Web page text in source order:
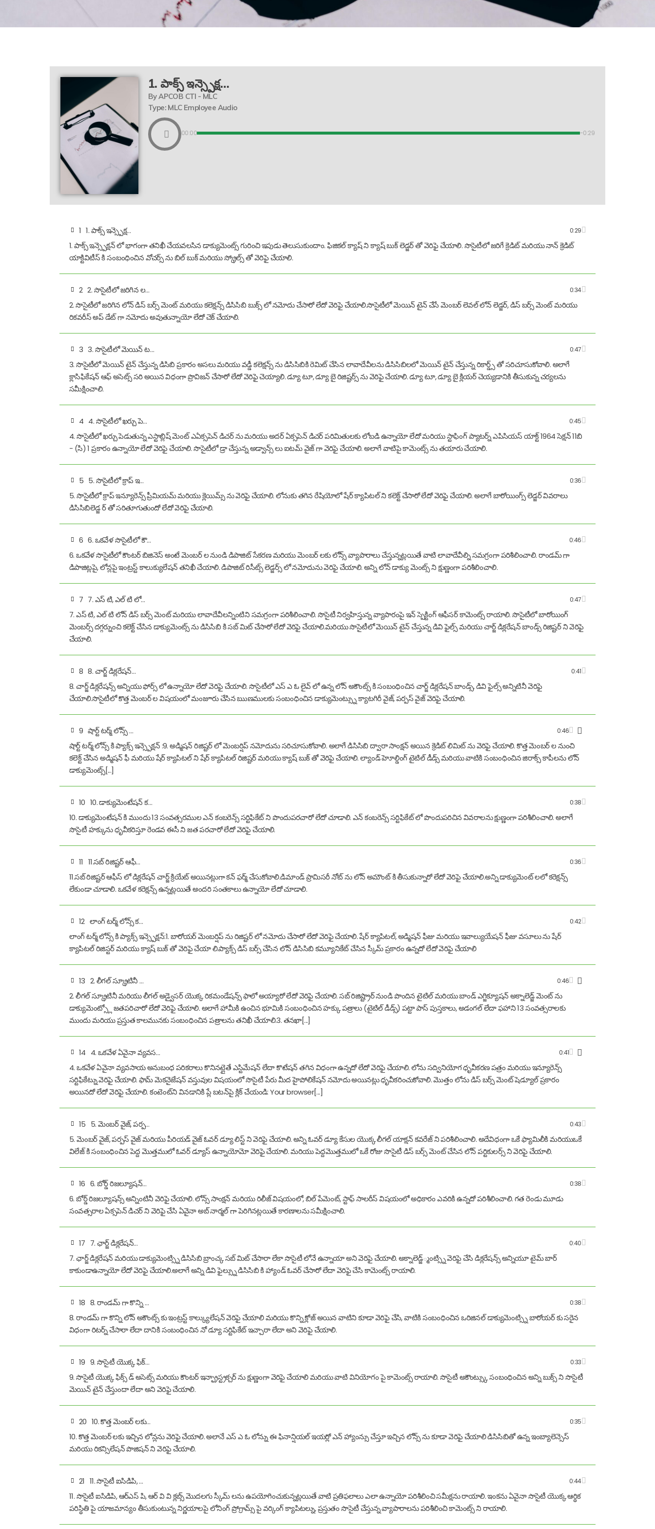
1. పాక్స్ ఇన్స్పెక్ష…
By APCOB CTI - MLC
Type: MLC Employee Audio
00:00 -0:29
1 1. పాక్స్ ఇన్స్పెక్ష… 0:29
1. పాక్స్ ఇన్స్పెక్షన్ లో భాగంగా తనిఖీ చేయవలసిన డాక్యుమెంట్స్ గురించి ఇపుడు తెలుసుకుందాం. ఫిజికల్ క్యాష్ ని క్యాష్ బుక్ లెడ్జర్ తో వెరిఫై చేయాలి. సొసైటీలో జరిగే క్రెడిట్ మరియు నాన్ క్రెడిట్
యాక్టివిటీస్ కి సంబంధించిన వోచర్స్ ను బిల్ బుక్ మరియు స్క్రోల్స్ తో వెరిఫై చేయాలి.
2 2. సొసైటీలో జరిగిన ల… 0:34
2. సొసైటీలో జరిగిన లోన్ డిస్ బర్స్ మెంట్ మరియు కలెక్షన్స్ డిసిసిబి బుక్స్ లో నమోదు చేసారో లేదో వెరిఫై చేయాలి.సొసైటీలో మెయిన్ టైన్ చేసే మెంబర్ లెవల్ లోన్ లెడ్జర్, డిస్ బర్స్ మెంట్ మరియు
రికవరీస్ అప్ డేట్ గా నమోదు అవుతున్నాయో లేదో చెక్ చేయాలి.
3 3. సొసైటీలో మెయిన్ ట… 0:47
3. సొసైటీలో మెయిన్ టైన్ చేస్తున్న డిసిబి ప్రకారం అసలు మరియు వడ్డీ కలెక్షన్స్ ను డిసిసిబికి రెమిట్ చేసిన లావాదేవీలను డిసిసిబిలలో మెయిన్ టైన్ చేస్తున్న రికార్డ్స్ తో సరిచూసుకోవాలి. అలాగే
క్లాసిఫికేషన్ ఆఫ్ అసెట్స్ సరి అయిన విధంగా ప్రొవిజన్ చేసారో లేదో వెరిఫై చెయ్యాలి. డ్యూ టూ, డ్యూ బై రిజిష్టర్స్ ను వెరిఫై చేయాలి. డ్యూ టూ, డ్యూ బై క్లియర్ చెయ్యడానికి తీసుకున్న చర్యలను
సమీక్షించాలి.
4 4. సొసైటీలో ఖర్చు పె… 0:45
4. సొసైటీలో ఖర్చు పెడుతున్న ఎస్టాబ్లిష్ మెంట్ ఎఏక్సపెన్ డిచర్ ను మరియు అదర్ ఏక్సపెన్ డిచర్ పరిమితులకు లోబడి ఉన్నాయో లేదో మరియు స్టాఫింగ్ ప్యాటర్న్ ఎపిసియస్ యాక్ట్ 1964 సెక్షన్ 11బి
- (సి) 1 ప్రకారం ఉన్నాయో లేదో వెరిఫై చేయాలి. సొసైటీలో డ్రా చేస్తున్న అడ్వాన్స్ లు ఐటమ్ వైజ్ గా వెరిఫై చేయాలి. అలాగే వాటిపై కామెంట్స్ ను తయారు చేయాలి.
5 5. సొసైటీలో క్రాప్ ఇ… 0:36
5. సొసైటీలో క్రాప్ ఇన్యూరెన్స్ ప్రీమియమ్ మరియు క్లెయిమ్స్ ను వెరిఫై చేయాలి. లోనుకు తగిన రేషియోలో షేర్ క్యాపిటల్ ని కలెక్ట్ చేసారో లేదో వెరిఫై చేయాలి. అలాగే బారోయింగ్స్ లెడ్జర్ వివరాలు
డిసిసిబిలెడ్జ ర్ తో సరితూగుతుందో లేదో వెరిఫై చేయాలి.
6 6. ఒకవేళ సొసైటీలో కౌ… 0:46
6. ఒకవేళ సొసైటీలో కౌంటర్ బిజినెస్ అంటే మెంబర్ ల నుండి డిపాజిట్ సేకరణ మరియు మెంబర్ లకు లోన్స్ వ్యాపారాలు చేస్తున్నట్లయితే వాటి లావాదేవీల్ని సమగ్రంగా పరిశీలించాలి. రాండమ్ గా
డిపాజిట్లపై, లోన్లపై ఇంట్రస్ట్ కాలుక్యులేషన్ తనిఖీ చేయాలి. డిపాజిట్ రిసీట్స్ లెడ్జర్స్ లో నమోదును వెరిఫై చేయాలి. అన్ని లోన్ డాక్యు మెంట్స్ ని క్షుణ్ణంగా పరిశీలించాలి.
7 7. ఎస్ టి, ఎల్ టి లో… 0:47
7. ఎస్ టి, ఎల్ టి లోన్ డిస్ బర్స్ మెంట్ మరియు లావాదేవీలన్నింటిని సమగ్రంగా పరిశీలించాలి. సొసైటీ నిర్వహిస్తున్న వ్యాపారంపై ఇన్ స్పెక్టింగ్ ఆఫీసర్ కామెంట్స్ రాయాలి. సొసైటీలో బారోయింగ్
మెంబర్స్ దగ్గర్నుంచి కలెక్ట్ చేసిన డాక్యుమెంట్స్ ను డిసిసిబి కి సబ్ మిట్ చేసారో లేదో వెరిఫై చేయాలి.మరియు సొసైటీలో మెయిన్ టైన్ చేస్తున్న డివి ఫైల్స్ మరియు చార్జ్ డిక్లరేషన్ బాండ్స్ రిజిష్టర్ ని వెరిఫై
చేయాలి.
8 8. చార్జ్ డిక్లరేషన్… 0:41
8. చార్జ్ డిక్లరేషన్స్ అన్నియు ఫోర్స్ లో ఉన్నాయో లేదో వెరిఫై చేయాలి. సొసైటీలో ఎస్ ఎ ఓ లైవ్ లో ఉన్న లోన్ అకౌంట్స్ కి సంబంధించిన చార్జ్ డిక్లరేషన్ బాండ్స్, డివి ఫైల్స్ అన్నిటినీ వెరిఫై
చేయాలి.సొసైటీలో కొత్త మెంబర్ ల విషయంలో మంజూరు చేసిన ఋణములకు సంబంధించిన డాక్యుమెంట్స్ను క్యాటగిరీ వైజ్, పర్పస్ వైజ్ వెరిఫై చేయాలి.
9 షార్ట్ టర్మ్ లోన్స్ … 0:46
షార్ట్ టర్మ్ లోన్స్ కి ప్యాక్స్ ఇన్స్పెక్షన్ :9. అడ్మిషన్ రిజిష్టర్ లో మెంబర్షిప్ నమోదును సరిచూసుకోవాలి. అలాగే డిసిసిబి ద్వారా సాంక్షన్ అయిన క్రెడిట్ లిమిట్ ను వెరిఫై చేయాలి. కొత్త మెంబర్ ల నుంచి
కలెక్ట్ చేసిన అడ్మిషన్ ఫీ మరియు షేర్ క్యాపిటల్ ని షేర్ క్యాపిటల్ రిజిష్టర్ మరియు క్యాష్ బుక్ తో వెరిఫై చేయాలి. ల్యాండ్ హెూల్డింగ్ టైటిల్ డీడ్స్ మరియు వాటికి సంబంధించిన జిరాక్స్ కాపీలను లోన్
డాక్యుమెంట్స్[...]
10 10. డాక్యుమెంటేషన్ క… 0:38
10. డాక్యుమెంటేషన్ కి ముందు 13 సంవత్సరముల ఎన్ కంబరెన్స్ సర్టిఫికేట్ ని పొందుపరచారో లేదో చూడాలి. ఎన్ కంబరెన్స్ సర్టిఫికేట్ లో పొందుపరిచిన వివరాలను క్షుణ్ణంగా పరిశీలించాలి. అలాగే
సొసైటీ హక్కును ధృవీకరిస్తూ రెండవ ఈసీ ని జత పరచారో లేదో వెరిఫై చేయాలి.
11 11.సబ్ రిజిష్టర్ ఆఫీ… 0:36
11.సబ్ రిజిష్టర్ ఆఫీస్ లో డిక్లరేషన్ చార్జ్ క్రియేట్ అయినట్లుగా కన్ ఫర్మ్ చేసుకోవాలి.డిమాండ్ ప్రామిసరీ నోట్ ను లోన్ అమౌంట్ కి తీసుకున్నారో లేదో వెరిఫై చేయాలి.అన్ని డాక్యుమెంట్ లలో కరెక్షన్స్
లేకుండా చూడాలి. ఒకవేళ కరెక్షన్స్ ఉన్నట్లయితే అందరి సంతకాలు ఉన్నాయో లేదో చూడాలి.
12 లాంగ్ టర్మ్ లోన్స్ క… 0:42
లాంగ్ టర్మ్ లోన్స్ కి ప్యాక్స్ ఇన్స్పెక్షన్:1. బారోయర్ మెంబర్షిప్ ను రిజిష్టర్ లో నమోదు చేసారో లేదో వెరిఫై చేయాలి. షేర్ క్యాపిటల్, అడ్మిషన్ ఫీజు మరియు ఇవాల్యుయేషన్ ఫీజు వసూలు ను షేర్
క్యాపిటల్ రిజిస్టర్ మరియు క్యాష్ బుక్ తో వెరిఫై చేయా లి.ప్యాక్స్ డిస్ బర్స్ చేసిన లోన్ డిసిసిబి కమ్యూనికేట్ చేసిన స్కీమ్ ప్రకారం ఉన్నదో లేదో వెరిఫై చేయాలి
13 2. లీగల్ స్క్రూటినీ … 0:46
2. లీగల్ స్క్రూటినీ మరియు లీగల్ అడ్వైసర్ యొక్క రికమండేషన్స్ ఫాలో అయ్యారో లేదో వెరిఫై చేయాలి. సబ్ రిజిష్ట్రార్ నుండి పొందిన టైటిల్ మరియు బాండ్ ఎగ్జిక్యూషన్ అక్నాలెడ్జ్ మెంట్ ను
డాక్యుమెంట్స్లో జతపరిచారో లేదో వెరిఫై చేయాలి. అలాగే హామీకి ఉంచిన భూమికి సంబంధించిన హక్కు పత్రాలు (టైటిల్ డీడ్స్) పట్టా పాస్ పుస్తకాలు, అడంగల్ లేదా ఫహాని 13 సంవత్సరాలకు
ముందు మరియు ప్రస్తుత కాలమునకు సంబంధించిన పత్రాలను తనిఖీ చేయాలి.3. తనఖా[...]
14 4. ఒకవేళ ఏవైనా వ్యవస… 0:41
4. ఒకవేళ ఏవైనా వ్యవసాయ అనుబంధ పరికరాలు కొనినట్లైతే ఎస్టిమేషన్ లేదా కొటేషన్ తగిన విధంగా ఉన్నదో లేదో వెరిఫై చేయాలి. లోను సద్వినియోగ ధృవీకరణ పత్రం మరియు ఇన్యూరెన్స్
సర్టిఫికేట్ను వెరిఫై చేయాలి. ఫామ్ మెకనైజేషన్ వస్తువుల విషయంలో సొసైటీ పేరు మీద హైపోలికేషన్ నమోదు అయినట్లు ధృవీకరించుకోవాలి. మొత్తం లోను డిస్ బర్స్ మెంట్ షెడ్యూల్ ప్రకారం
అయినదో లేదో వెరిఫై చేయాలి. కంటెంట్‌ని వినడానికి ప్లే బటన్‌పై క్లిక్ చేయండి: Your browser[...]
15 5. మెంబర్ వైజ్, పర్ప… 0:43
5. మెంబర్ వైజ్, పర్పస్ వైజ్ మరియు పీరియడ్ వైజ్ ఓవర్ డ్యూ లిస్ట్ ని వెరిఫై చేయాలి. అన్ని ఓవర్ డ్యూ కేసుల యొక్క లీగల్ యాక్షన్ కవరేజ్ ని పరిశీలించాలి. అదేవిధంగా ఒకే ఫ్యామిలీకి మరియుఒకే
విలేజ్ కి సంబంధించిన పెద్ద మొత్తములో ఓవర్ డ్యూస్ ఉన్నాయోమో వెరిఫై చేయాలి. మరియు పెద్దమొత్తములో ఒకే రోజు సొసైటీ డిస్ బర్స్ మెంట్ చేసిన లోన్ పర్టికులర్స్ ని వెరిఫై చేయాలి.
16 6. బోర్డ్ రిజల్యూషన్… 0:38
6. బోర్డ్ రిజల్యూషన్స్ అన్నింటినీ వెరిఫై చేయాలి. లోన్స్ సాంక్షన్ మరియు రిలీజ్ విషయంలో, బిల్ పేమెంట్, స్టాఫ్ సాలరీస్ విషయంలో అధికారం ఎవరికి ఉన్నదో పరిశీలించాలి. గత రెండు మూడు
సంవత్సరాల ఏక్సపెన్ డిచర్ ని వెరిఫై చేసి ఏవైనా అబ్ నార్మల్ గా పెరిగినట్లయితే కారణాలను సమీక్షించాలి.
17 7. ఛార్జ్ డిక్లరేషన్… 0:40
7. ఛార్జ్ డిక్లరేషన్ మరియు డాక్యుమెంట్స్ని డిసిసిబి బ్రాంచ్క సబ్ మిట్ చేసారా లేకా సొసైటీ లోనే ఉన్నాయా అని వెరిఫై చేయాలి. అక్నాలెడ్జ్్మంట్స్ని వెరిఫై చేసి డిక్లరేషన్స్ అన్నియూ టైమ్ బార్
కాకుండాఉన్నాయో లేదో వెరిఫై చేయాలి.అలాగే అన్ని డివి ఫైల్స్ను డిసిసిబి కి హ్యాండ్ ఓవర్ చేసారో లేదా వెరిఫై చేసి కామెంట్స్ రాయాలి.
18 8. రాండమ్ గా కొన్ని … 0:38
8. రాండమ్ గా కొన్ని లోన్ అకౌంట్స్ కు ఇంట్రస్ట్ కాల్క్యులేషన్ వెరిఫై చేయాలి మరియు కొన్ని క్లోజ్ అయిన వాటిని కూడా వెరిఫై చేసి, వాటికి సంబంధించిన ఒరిజినల్ డాక్యుమెంట్స్ని బారోయర్ కు సరైన
విధంగా రిటర్న్ చేసారా లేదా దానికి సంబంధించిన నో డ్యూ సర్టిఫికేట్ ఇచ్చారా లేదా అని వెరిఫై చేయాలి.
19 9. సొసైటీ యొక్క ఫిక్… 0:33
9. సొసైటీ యొక్క ఫిక్స్ డ్ అసెట్స్ మరియు కౌంటర్ ఇన్ఫ్రాస్ట్రక్చర్ ను క్షుణ్ణంగా వెరిఫై చేయాలి మరియు వాటి వినియోగం పై కామెంట్స్ రాయాలి. సొసైటీ అకౌంట్స్కు సంబంధించిన అన్ని బుక్స్ ని సొసైటీ
మెయిన్ టైన్ చేస్తుందా లేదా అని వెరిఫై చేయాలి.
20 10. కొత్త మెంబర్ లకు… 0:35
10. కొత్త మెంబర్ లకు ఇచ్చిన లోన్లను వెరిఫై చేయాలి. అలానే ఎస్ ఎ ఓ లోన్ను ఈ ఫినాన్షియల్ ఇయర్లో ఎన్ హ్యాంన్సు చేస్తూ ఇచ్చిన లోన్స్ ను కూడా వెరిఫై చేయాలి డిసిసిబితో ఉన్న ఇంబ్యాలెన్సెస్
మరియు రికన్సిలేషన్ పొజిషన్ ని వెరిఫై చేయాలి.
21 11. సొసైటీ ఐసిడిపి, … 0:44
11. సొసైటీ ఐసిడిపి, ఆర్ఎస్ పి, ఆర్ వి వి క్లబ్స్ మొదలగు స్కీమ్ లను ఉపయోగించుకున్నట్లయితే వాటి ప్రతిఫలాలు ఎలా ఉన్నాయో పరిశీలించి సమీక్షను రాయాలి. ఇంకను ఏవైనా సొసైటీ యొక్క ఆర్థిక
పరిస్థితి పై యాజమాన్యం తీసుకుంటున్న నిర్ణయాలపై లోనింగ్ ప్రోగ్రామ్స్ పై వర్కింగ్ క్యాపిటల్ను, ప్రస్తుతం సొసైటీ చేస్తున్న వ్యాపారాలను పరిశీలించి కామెంట్స్ ని రాయాలి.